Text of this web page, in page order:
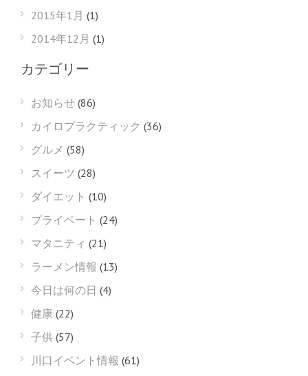
2015年1月 (1)
2014年12月 (1)
カテゴリー
お知らせ (86)
カイロプラクティック (36)
グルメ (58)
スイーツ (28)
ダイエット (10)
プライベート (24)
マタニティ (21)
ラーメン情報 (13)
今日は何の日 (4)
健康 (22)
子供 (57)
川口イベント情報 (61)